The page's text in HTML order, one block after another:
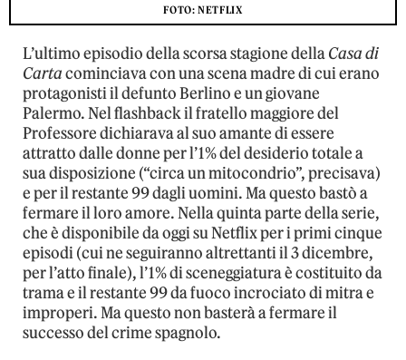
FOTO: NETFLIX
L’ultimo episodio della scorsa stagione dellaCasa di
Cartacominciava con una scena madre di cui erano
protagonisti il defunto Berlino e un giovane
Palermo. Nel flashback il fratello maggiore del
Professore dichiarava al suo amante di essere
attratto dalle donne per l’1% del desiderio totale a
sua disposizione (“circa un mitocondrio”, precisava)
e per il restante 99 dagli uomini. Ma questo bastò a
fermare il loro amore. Nella quinta parte della serie,
che è disponibile da oggi su Netflix per i primi cinque
episodi (cui ne seguiranno altrettanti il 3 dicembre,
per l’atto finale), l’1% di sceneggiatura è costituito da
trama e il restante 99 da fuoco incrociato di mitra e
improperi. Ma questo non basterà a fermare il
successo del crime spagnolo.